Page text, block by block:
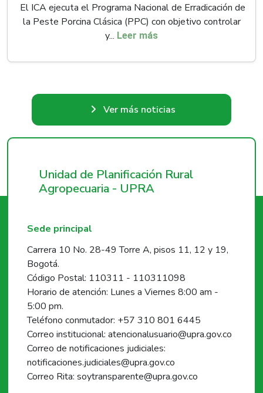
El ICA ejecuta el Programa Nacional de Erradicación de
la Peste Porcina Clásica (PPC) con objetivo controlar
y... Leer más
Ver más noticias
Unidad de Planificación Rural
Agropecuaria - UPRA
Sede principal
Carrera 10 No. 28-49 Torre A, pisos 11, 12 y 19,
Bogotá.
Código Postal: 110311 - 110311098
Horario de atención: Lunes a Viernes 8:00 am -
5:00 pm.
Teléfono conmutador: +57 310 801 6445
Correo institucional: atencionalusuario@upra.gov.co
Correo de notificaciones judiciales:
notificaciones.judiciales@upra.gov.co
Correo Rita: soytransparente@upra.gov.co